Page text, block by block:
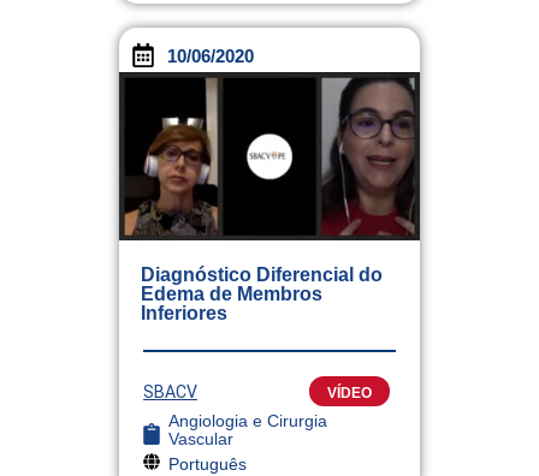
10/06/2020
Diagnóstico Diferencial do
Edema de Membros
Inferiores
SBACV VÍDEO
Angiologia e Cirurgia
Vascular
Português